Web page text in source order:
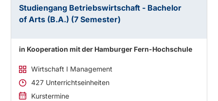
Studiengang Betriebswirtschaft - Bachelor
of Arts (B.A.) (7 Semester)
in Kooperation mit der Hamburger Fern-Hochschule
Wirtschaft I Management
427 Unterrichtseinheiten
Kurstermine